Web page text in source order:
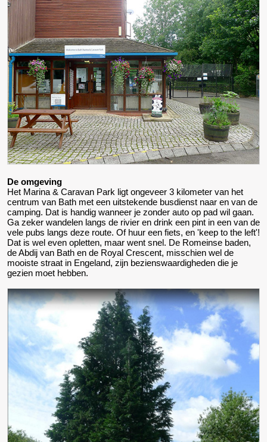
De omgeving
Het Marina & Caravan Park ligt ongeveer 3 kilometer van het
centrum van Bath met een uitstekende busdienst naar en van de
camping. Dat is handig wanneer je zonder auto op pad wil gaan.
Ga zeker wandelen langs de rivier en drink een pint in een van de
vele pubs langs deze route. Of huur een fiets, en 'keep to the left'!
Dat is wel even opletten, maar went snel. De Romeinse baden,
de Abdij van Bath en de Royal Crescent, misschien wel de
mooiste straat in Engeland, zijn bezienswaardigheden die je
gezien moet hebben.